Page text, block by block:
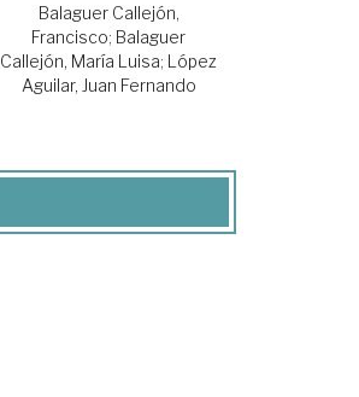
Balaguer Callejón,
Francisco; Balaguer
Callejón, María Luisa; López
Aguilar, Juan Fernando